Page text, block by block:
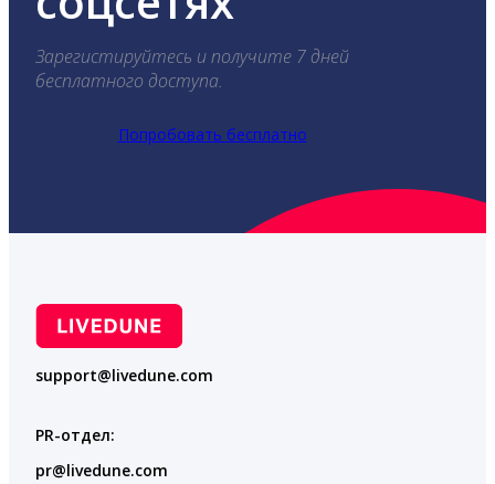
Зарегистируйтесь и получите 7 дней
бесплатного доступа.
Попробовать бесплатно
support@livedune.com
PR-отдел:
pr@livedune.com